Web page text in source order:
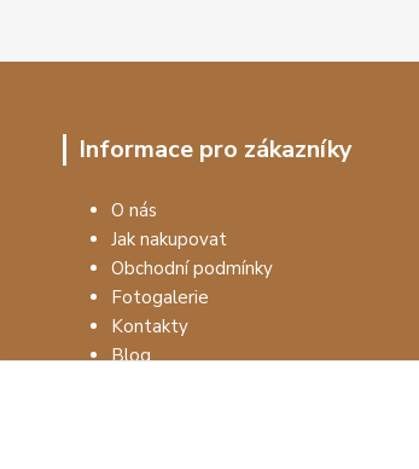
Informace pro zákazníky
O nás
Jak nakupovat
Obchodní podmínky
Fotogalerie
Kontakty
Blog